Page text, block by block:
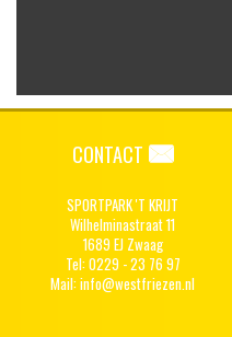
CONTACT
SPORTPARK 'T KRIJT
Wilhelminastraat 11
1689 EJ Zwaag
Tel: 0229 - 23 76 97
Mail:info@westfriezen.nl